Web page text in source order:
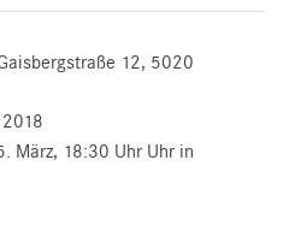
12, 5020
März, 18:30 Uhr Uhr in